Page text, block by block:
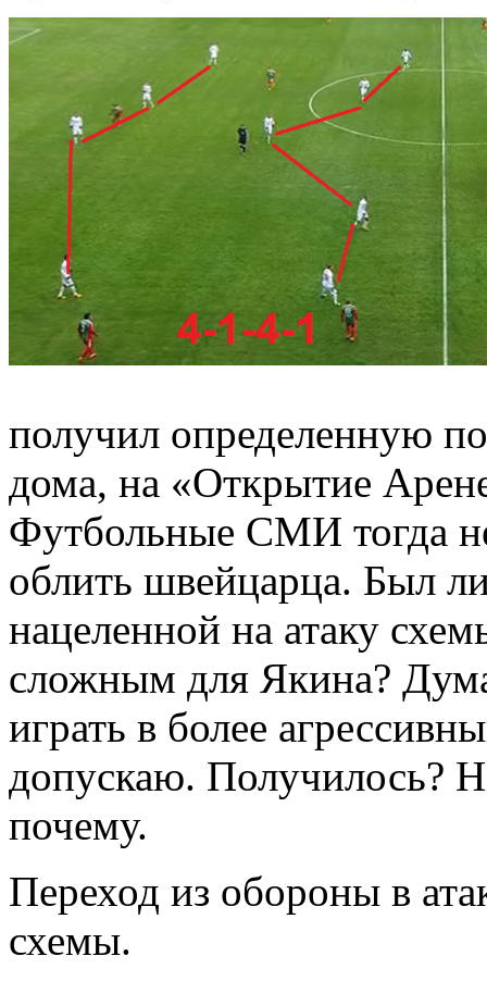
получил определенную
дома, на «Открытие
Футбольные СМИ тогда
облить швейцарца. Был
нацеленной на атаку
сложным для Якина?
играть в более
допускаю. Получилось?
почему.
Переход из обороны в
схемы.